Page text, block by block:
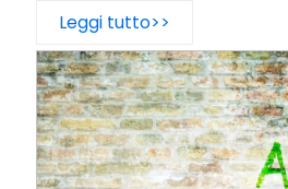
Leggi tutto>>